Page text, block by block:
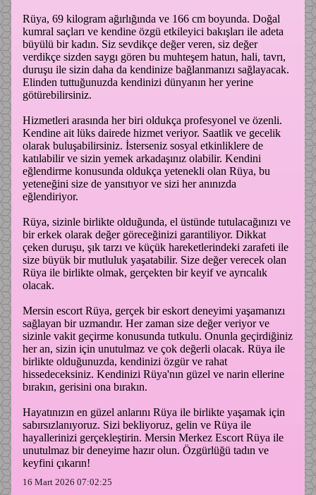
Rüya, 69 kilogram ağırlığında ve 166 cm boyunda. Doğal
kumral saçları ve kendine özgü etkileyici bakışları ile adeta
büyülü bir kadın. Siz sevdikçe değer veren, siz değer
verdikçe sizden saygı gören bu muhteşem hatun, hali, tavrı,
duruşu ile sizin daha da kendinize bağlanmanızı sağlayacak.
Elinden tuttuğunuzda kendinizi dünyanın her yerine
götürebilirsiniz.
Hizmetleri arasında her biri oldukça profesyonel ve özenli.
Kendine ait lüks dairede hizmet veriyor. Saatlik ve gecelik
olarak buluşabilirsiniz. İsterseniz sosyal etkinliklere de
katılabilir ve sizin yemek arkadaşınız olabilir. Kendini
eğlendirme konusunda oldukça yetenekli olan Rüya, bu
yeteneğini size de yansıtıyor ve sizi her anınızda
eğlendiriyor.
Rüya, sizinle birlikte olduğunda, el üstünde tutulacağınızı ve
bir erkek olarak değer göreceğinizi garantiliyor. Dikkat
çeken duruşu, şık tarzı ve küçük hareketlerindeki zarafeti ile
size büyük bir mutluluk yaşatabilir. Size değer verecek olan
Rüya ile birlikte olmak, gerçekten bir keyif ve ayrıcalık
olacak.
Mersin escort Rüya, gerçek bir eskort deneyimi yaşamanızı
sağlayan bir uzmandır. Her zaman size değer veriyor ve
sizinle vakit geçirme konusunda tutkulu. Onunla geçirdiğiniz
her an, sizin için unutulmaz ve çok değerli olacak. Rüya ile
birlikte olduğunuzda, kendinizi özgür ve rahat
hissedeceksiniz. Kendinizi Rüya'nın güzel ve narin ellerine
bırakın, gerisini ona bırakın.
Hayatınızın en güzel anlarını Rüya ile birlikte yaşamak için
sabırsızlanıyoruz. Sizi bekliyoruz, gelin ve Rüya ile
hayallerinizi gerçekleştirin. Mersin Merkez Escort Rüya ile
unutulmaz bir deneyime hazır olun. Özgürlüğü tadın ve
keyfini çıkarın!
16 Mart 2026 07:02:25